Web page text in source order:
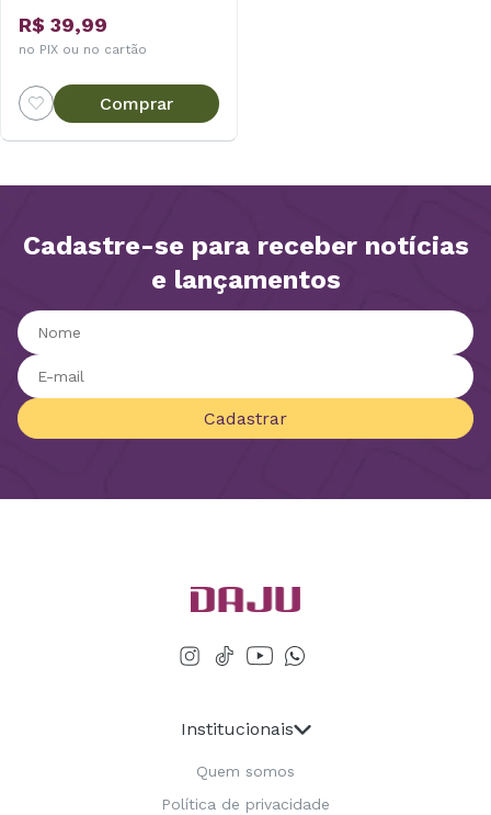
R$ 39,99
no PIX ou no cartão
Comprar
Cadastre-se para receber notícias
e lançamentos
Cadastrar
Institucionais
Quem somos
Política de privacidade